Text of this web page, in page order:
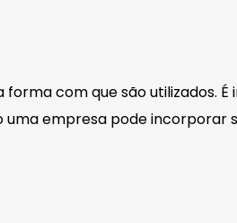
com que são utilizados.
empresa pode